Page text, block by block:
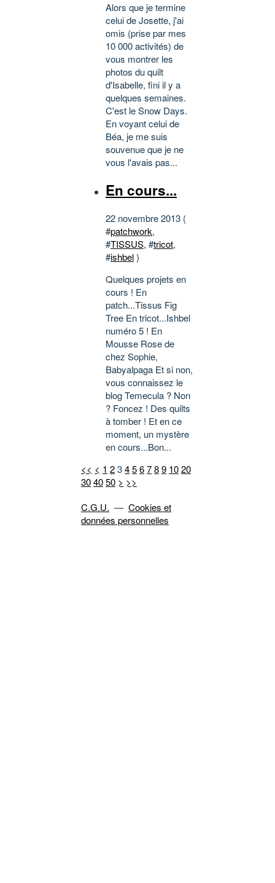
Alors que je termine
celui de Josette, j'ai
omis (prise par mes
10 000 activités) de
vous montrer les
photos du quilt
d'Isabelle, fini il y a
quelques semaines.
C'est le Snow Days.
En voyant celui de
Béa, je me suis
souvenue que je ne
vous l'avais pas...
En cours...
22 novembre 2013 (
#patchwork,
#TISSUS, #tricot,
#ishbel)
Quelques projets en
cours ! En
patch...Tissus Fig
Tree En tricot...Ishbel
numéro 5 ! En
Mousse Rose de
chez Sophie,
Babyalpaga Et si non,
vous connaissez le
blog Temecula ? Non
? Foncez ! Des quilts
à tomber ! Et en ce
moment, un mystère
en cours...Bon...
<< < 1 23456789 1020
304050 > >>
C.G.U. — Cookies et
données personnelles